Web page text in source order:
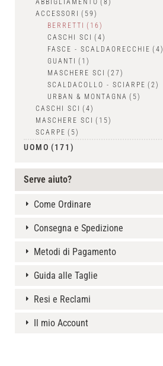
ACCESSORI (59)
BERRETTI (16)
CASCHI SCI (4)
FASCE - SCALDAORECCHIE (4)
GUANTI (1)
MASCHERE SCI (27)
SCALDACOLLO - SCIARPE (2)
URBAN & MONTAGNA (5)
CASCHI SCI (4)
MASCHERE SCI (15)
SCARPE (5)
UOMO (171)
Serve aiuto?
Come Ordinare
Consegna e Spedizione
Metodi di Pagamento
Guida alle Taglie
Resi e Reclami
Il mio Account